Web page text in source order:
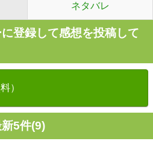
ネタバレ
登録して感想を投稿して
）
5件(9)